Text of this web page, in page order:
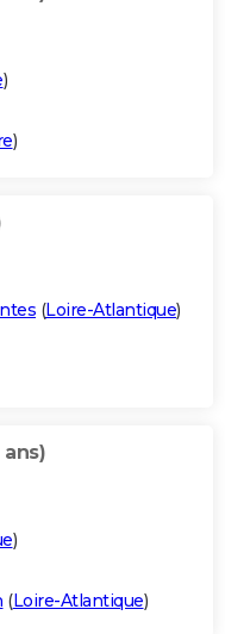
)
)
(Loire-Atlantique)
ans)
)
(Loire-Atlantique)